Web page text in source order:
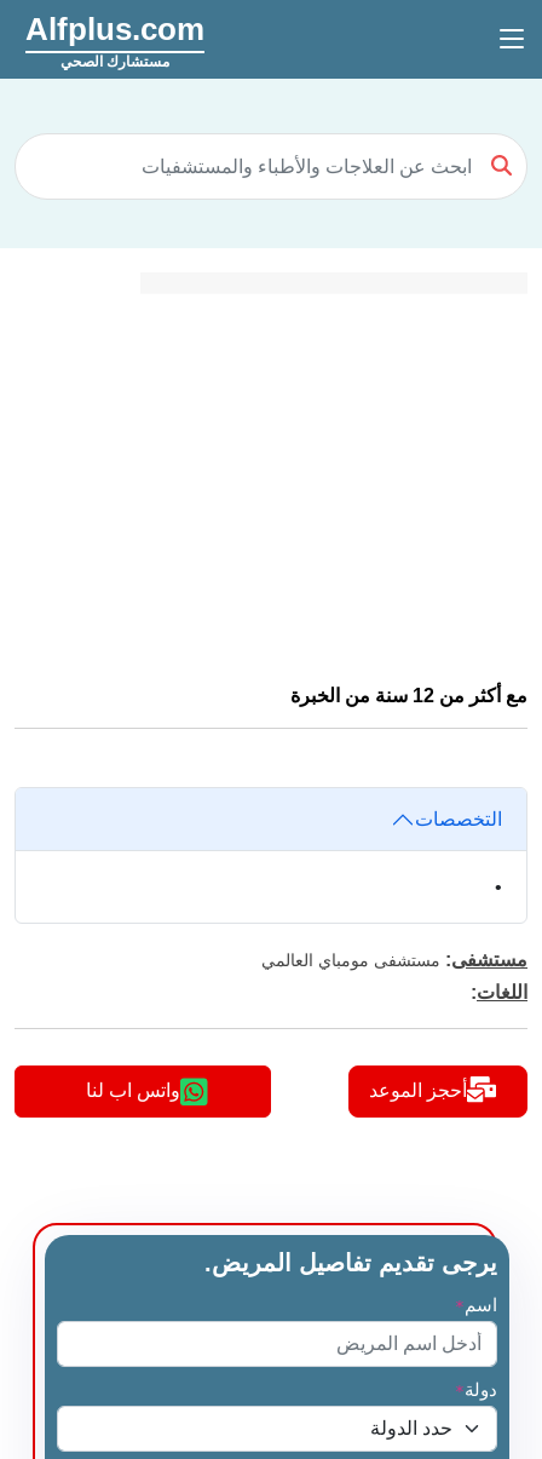
Alfplus.com
مستشارك الصحي
مع أكثر من 12 سنة من الخبرة
التخصصات
•
مستشفى: مستشفى مومباي العالمي
اللغات:
أحجز الموعد واتس اب لنا
يرجى تقديم تفاصيل المريض.
اسم *
دولة*